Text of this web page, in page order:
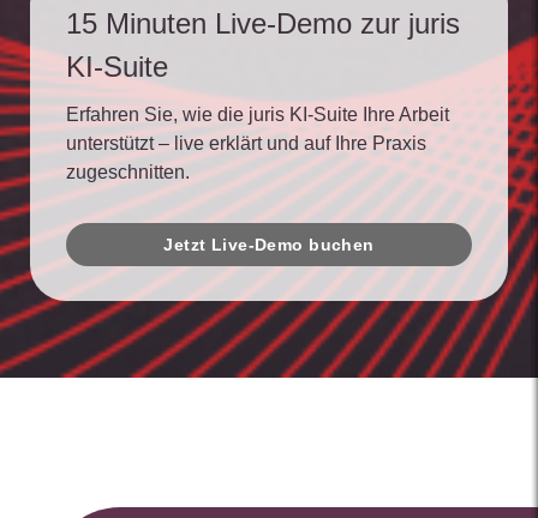
15 Minuten Live-Demo zur juris
KI-Suite
Erfahren Sie, wie die juris KI-Suite Ihre Arbeit
unterstützt – live erklärt und auf Ihre Praxis
zugeschnitten.
Jetzt Live-Demo buchen